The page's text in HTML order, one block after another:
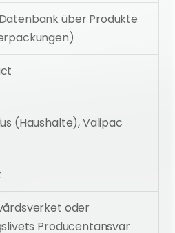
über Produkte
(Haushalte), Valipac
oder
Producentansvar